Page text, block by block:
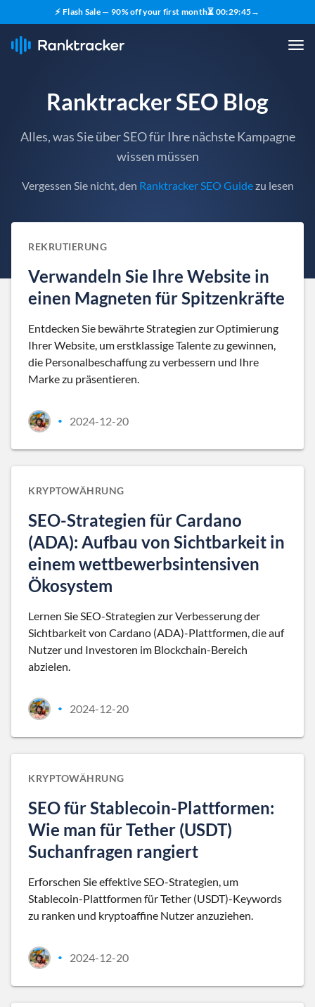
⚡ Flash Sale — 90% off your first month⏳ 00:29:44→
Ranktracker SEO Blog
Alles, was Sie über SEO für Ihre nächste Kampagne
wissen müssen
Vergessen Sie nicht, den Ranktracker SEO Guidezu lesen
REKRUTIERUNG
Verwandeln Sie Ihre Website in
einen Magneten für Spitzenkräfte
Entdecken Sie bewährte Strategien zur Optimierung
Ihrer Website, um erstklassige Talente zu gewinnen,
die Personalbeschaffung zu verbessern und Ihre
Marke zu präsentieren.
• 2024-12-20
KRYPTOWÄHRUNG
SEO-Strategien für Cardano
(ADA): Aufbau von Sichtbarkeit in
einem wettbewerbsintensiven
Ökosystem
Lernen Sie SEO-Strategien zur Verbesserung der
Sichtbarkeit von Cardano (ADA)-Plattformen, die auf
Nutzer und Investoren im Blockchain-Bereich
abzielen.
• 2024-12-20
KRYPTOWÄHRUNG
SEO für Stablecoin-Plattformen:
Wie man für Tether (USDT)
Suchanfragen rangiert
Erforschen Sie effektive SEO-Strategien, um
Stablecoin-Plattformen für Tether (USDT)-Keywords
zu ranken und kryptoaffine Nutzer anzuziehen.
• 2024-12-20